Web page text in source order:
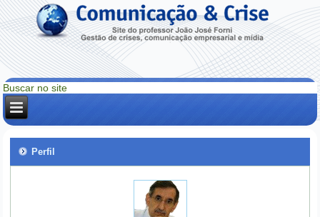
Perfil